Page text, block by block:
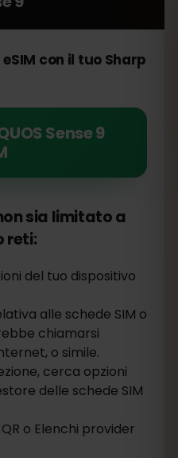
con il tuo Sharp
Sense 9
sia limitato a
reti:
del tuo dispositivo
alle schede SIM o
chiamarsi
o simile.
cerca opzioni
delle schede SIM
o Elenchi provider